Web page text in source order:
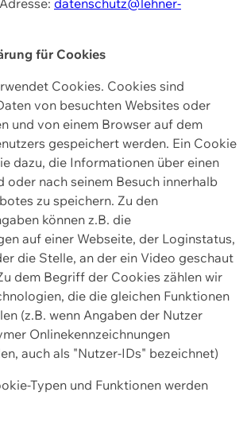
für Cookies
Cookies. Cookies sind
von besuchten Websites oder
und von einem Browser auf dem
gespeichert werden. Ein Cookie
dazu, die Informationen über einen
oder nach seinem Besuch innerhalb
zu speichern. Zu den
können z.B. die
auf einer Webseite, der Loginstatus,
die Stelle, an der ein Video geschaut
dem Begriff der Cookies zählen wir
die die gleichen Funktionen
(z.B. wenn Angaben der Nutzer
Onlinekennzeichnungen
auch als "Nutzer-IDs" bezeichnet)
Typen und Funktionen werden